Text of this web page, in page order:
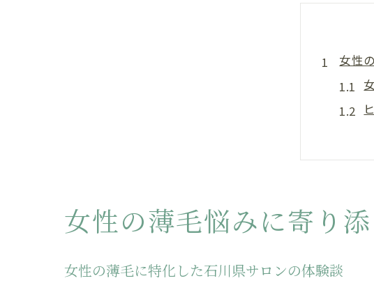
女性
ヒト
女性の薄毛悩みに寄り
女性の薄毛に特化した石川県サロンの体験談